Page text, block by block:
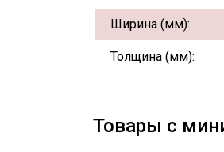
Ширина (мм):
Толщина (мм):
Товары с